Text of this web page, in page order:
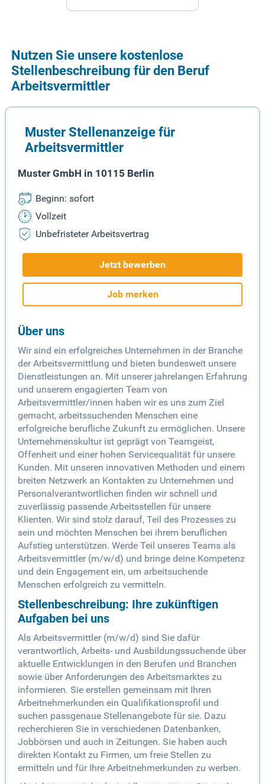
Nutzen Sie unsere kostenlose
Stellenbeschreibung für den Beruf
Arbeitsvermittler
Muster Stellenanzeige für
Arbeitsvermittler
Muster GmbH in 10115 Berlin
Beginn: sofort
Vollzeit
Unbefristeter Arbeitsvertrag
Jetzt bewerben
Job merken
Über uns
Wir sind ein erfolgreiches Unternehmen in der Branche
der Arbeitsvermittlung und bieten bundesweit unsere
Dienstleistungen an. Mit unserer jahrelangen Erfahrung
und unserem engagierten Team von
Arbeitsvermittler/innen haben wir es uns zum Ziel
gemacht, arbeitssuchenden Menschen eine
erfolgreiche berufliche Zukunft zu ermöglichen. Unsere
Unternehmenskultur ist geprägt von Teamgeist,
Offenheit und einer hohen Servicequalität für unsere
Kunden. Mit unseren innovativen Methoden und einem
breiten Netzwerk an Kontakten zu Unternehmen und
Personalverantwortlichen finden wir schnell und
zuverlässig passende Arbeitsstellen für unsere
Klienten. Wir sind stolz darauf, Teil des Prozesses zu
sein und möchten Menschen bei ihrem beruflichen
Aufstieg unterstützen. Werde Teil unseres Teams als
Arbeitsvermittler (m/w/d) und bringe deine Kompetenz
und dein Engagement ein, um arbeitsuchende
Menschen erfolgreich zu vermitteln.
Stellenbeschreibung: Ihre zukünftigen
Aufgaben bei uns
Als Arbeitsvermittler (m/w/d) sind Sie dafür
verantwortlich, Arbeits- und Ausbildungssuchende über
aktuelle Entwicklungen in den Berufen und Branchen
sowie über Anforderungen des Arbeitsmarktes zu
informieren. Sie erstellen gemeinsam mit Ihren
Arbeitnehmerkunden ein Qualifikationsprofil und
suchen passgenaue Stellenangebote für sie. Dazu
recherchieren Sie in verschiedenen Datenbanken,
Jobbörsen und auch in Zeitungen. Sie haben auch
direkten Kontakt zu Firmen, um freie Stellen zu
ermitteln und für Ihre Arbeitnehmerkunden zu werben.